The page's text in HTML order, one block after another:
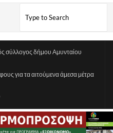
σύλλογος δήμου Αμυνταίου
για τα αιτούμενα άμεσα μέτρα